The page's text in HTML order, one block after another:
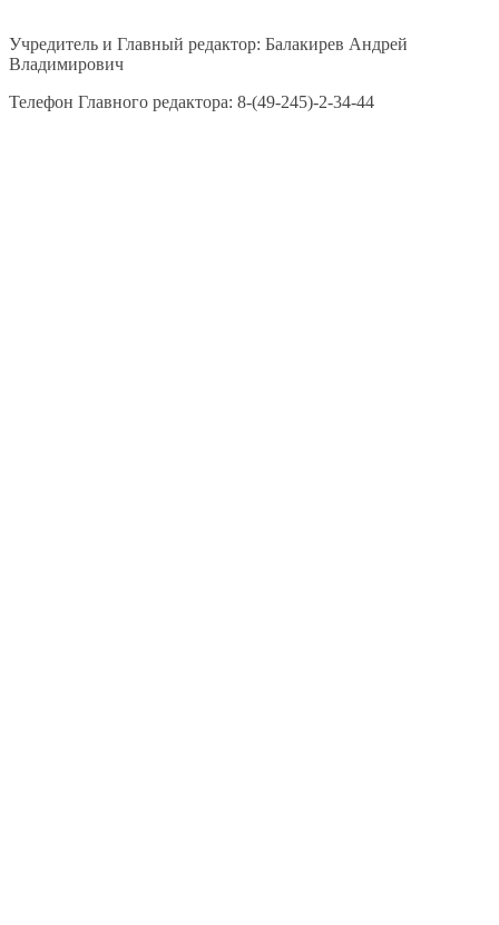
Учредитель и Главный редактор: Балакирев Андрей
Владимирович
Телефон Главного редактора: 8-(49-245)-2-34-44